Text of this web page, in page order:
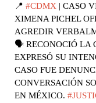
📍 #CDMX | CASO
XIMENA PICHEL
AGREDIR
🗣️ RECONOCIÓ LA
EXPRESÓ SU
CASO FUE
CONVERSACIÓN
EN MÉXICO.